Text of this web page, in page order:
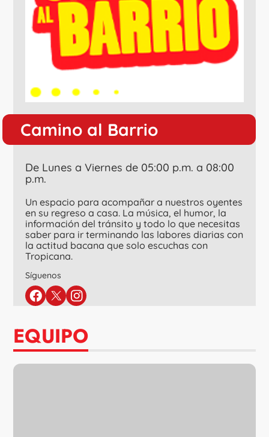
Camino al Barrio
De Lunes a Viernes de 05:00 p.m. a 08:00
p.m.
Un espacio para acompañar a nuestros oyentes
en su regreso a casa. La música, el humor, la
información del tránsito y todo lo que necesitas
saber para ir terminando las labores diarias con
la actitud bacana que solo escuchas con
Tropicana.
Síguenos
en facebook
en twitteren instagram
EQUIPO